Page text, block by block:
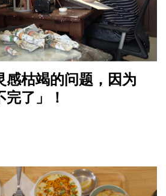
感枯竭的问题，因为
完了」！